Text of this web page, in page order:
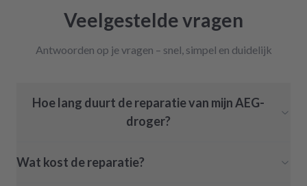
Veelgestelde vragen
Antwoorden op je vragen – snel, simpel en duidelijk
Hoe lang duurt de reparatie van mijn AEG-
droger?
Wat kost de reparatie?